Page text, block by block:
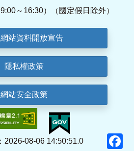
～16:30）（國定假日除外）
站資料開放宣告
隱私權政策
網站安全政策
2026-08-06 14:50:51.0